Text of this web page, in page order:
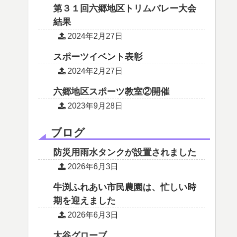
第３１回六郷地区トリムバレー大会
結果
2024年2月27日
スポーツイベント表彰
2024年2月27日
六郷地区スポーツ教室②開催
2023年9月28日
ブログ
防災用雨水タンクが設置されました
2026年6月3日
牛渕ふれあい市民農園は、忙しい時
期を迎えました
2026年6月3日